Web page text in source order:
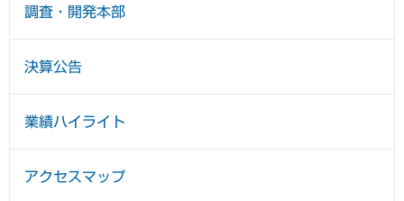
調査・開発本部
決算公告
業績ハイライト
アクセスマップ